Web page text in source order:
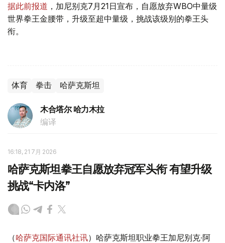
据此前报道 ，加尼别克7月21日宣布，自愿放弃WBO中量级
世界拳王金腰带，升级至超中量级，挑战该级别的拳王头
衔。
体育 拳击 哈萨克斯坦
木合塔尔 哈力木拉
编译
16:18, 21 7月 2026
哈萨克斯坦拳王自愿放弃冠军头衔 有望升级
挑战“卡内洛”
（哈萨克国际通讯社讯）哈萨克斯坦职业拳王加尼别克·阿